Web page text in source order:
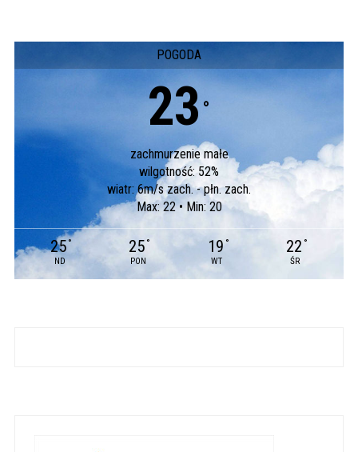
POGODA
23 °
zachmurzenie małe
wilgotność: 52%
wiatr: 6m/s zach. - płn. zach.
Max: 22 • Min: 20
25 °
ND
25 °
PON
19 °
WT
22 °
ŚR